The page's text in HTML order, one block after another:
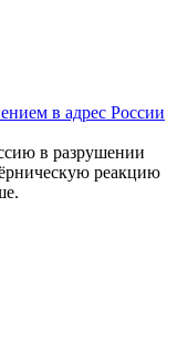
в адрес России
в разрушении
реакцию